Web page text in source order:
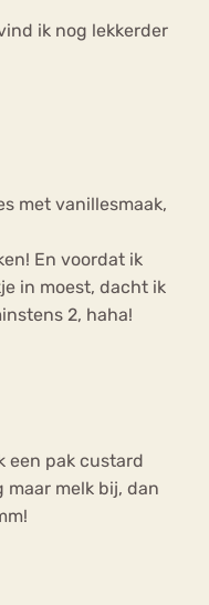
ik nog lekkerder
met vanillesmaak,
En voordat ik
in moest, dacht ik
2, haha!
een pak custard
maar melk bij, dan